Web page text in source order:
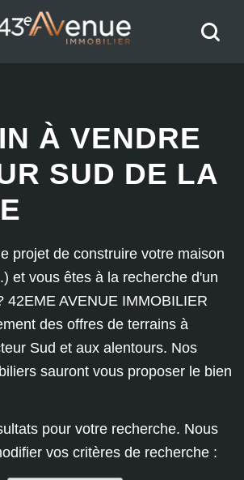
À VENDRE
SUD DE LA
projet de construire votre maison
et vous êtes à la recherche d'un
42EME AVENUE IMMOBILIER
des offres de terrains à
Sud et aux alentours. Nos
sauront vous proposer le bien
pour votre recherche. Nous
vos critères de recherche :